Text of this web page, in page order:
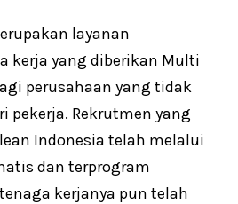
layanan
kerja yang diberikan Multi
perusahaan yang tidak
pekerja. Rekrutmen yang
Indonesia telah melalui
dan terprogram
kerjanya pun telah